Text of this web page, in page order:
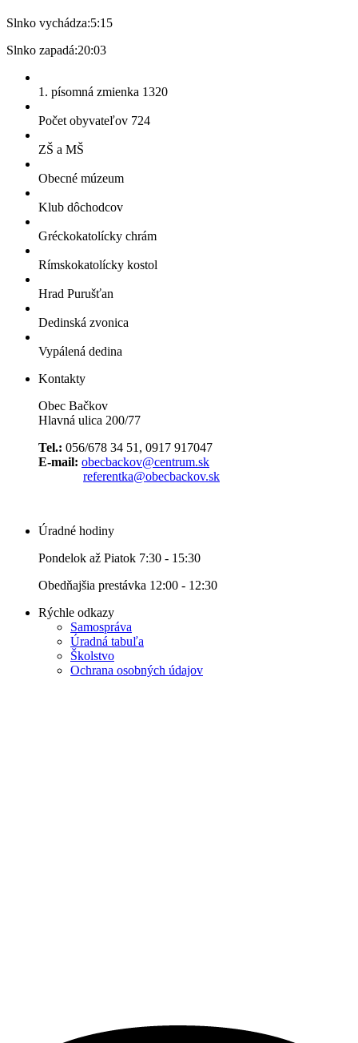
Slnko vychádza:5:15
Slnko zapadá:20:03
1. písomná zmienka 1320
Počet obyvateľov 724
ZŠ a MŠ
Obecné múzeum
Klub dôchodcov
Gréckokatolícky chrám
Rímskokatolícky kostol
Hrad Purušťan
Dedinská zvonica
Vypálená dedina
Kontakty
Obec Bačkov
Hlavná ulica 200/77
Tel.: 056/678 34 51, 0917 917047
E-mail: obecbackov@centrum.sk
referentka@obecbackov.sk
Úradné hodiny
Pondelok až Piatok 7:30 - 15:30
Obedňajšia prestávka 12:00 - 12:30
Rýchle odkazy
Samospráva
Úradná tabuľa
Školstvo
Ochrana osobných údajov